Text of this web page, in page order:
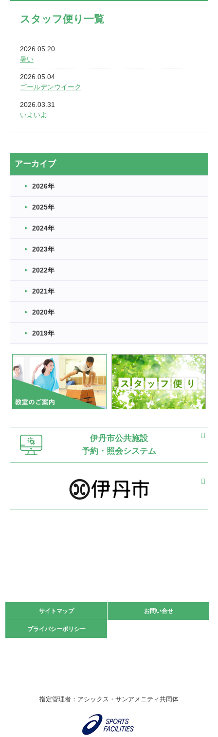
スタッフ便り一覧
2026.05.20
暑い
2026.05.04
ゴールデンウイーク
2026.03.31
いよいよ
2026.03.20
なぎなた
2026.03.16
車いすバスケとRくんのお話
卒業・卒園の季節★
2026.03.11
緑ケ丘体育館
2022.11.03
緑ケ丘体育館
いたっぼーる大会☆彡
緑ケ丘体育館
2022.07.03
市内総合体育大会が開始
緑ケ丘体育館 猪名川運動広場
古池運動広場
2022.06.12
県知事杯争奪バレーボール大会が開催
緑ケ丘体育館
2022.05.05
体育協会長杯 バドミントン競技の部
2022.05.22
緑ケ丘体育館
2021.10.23
卓球選手権大会ラージボールの部開催☆
伊丹市総合体育大会 バレーボール大会が開催されました
アーカイブ
2026年
2025年
2024年
2023年
2022年
2021年
2020年
2019年
伊丹市公共施設
予約・照会システム
サイトマップ お問い合せ
プライバシーポリシー
サイトマップ お問い合せ
プライバシーポリシー
指定管理者：アシックス・サンアメニティ共同体